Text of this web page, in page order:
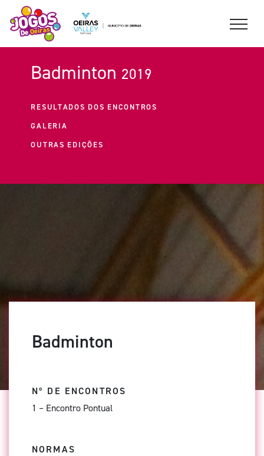
Badminton 2019
RESULTADOS DOS ENCONTROS
GALERIA
OUTRAS EDIÇÕES
Badminton
Nº DE ENCONTROS
1 – Encontro Pontual
NORMAS